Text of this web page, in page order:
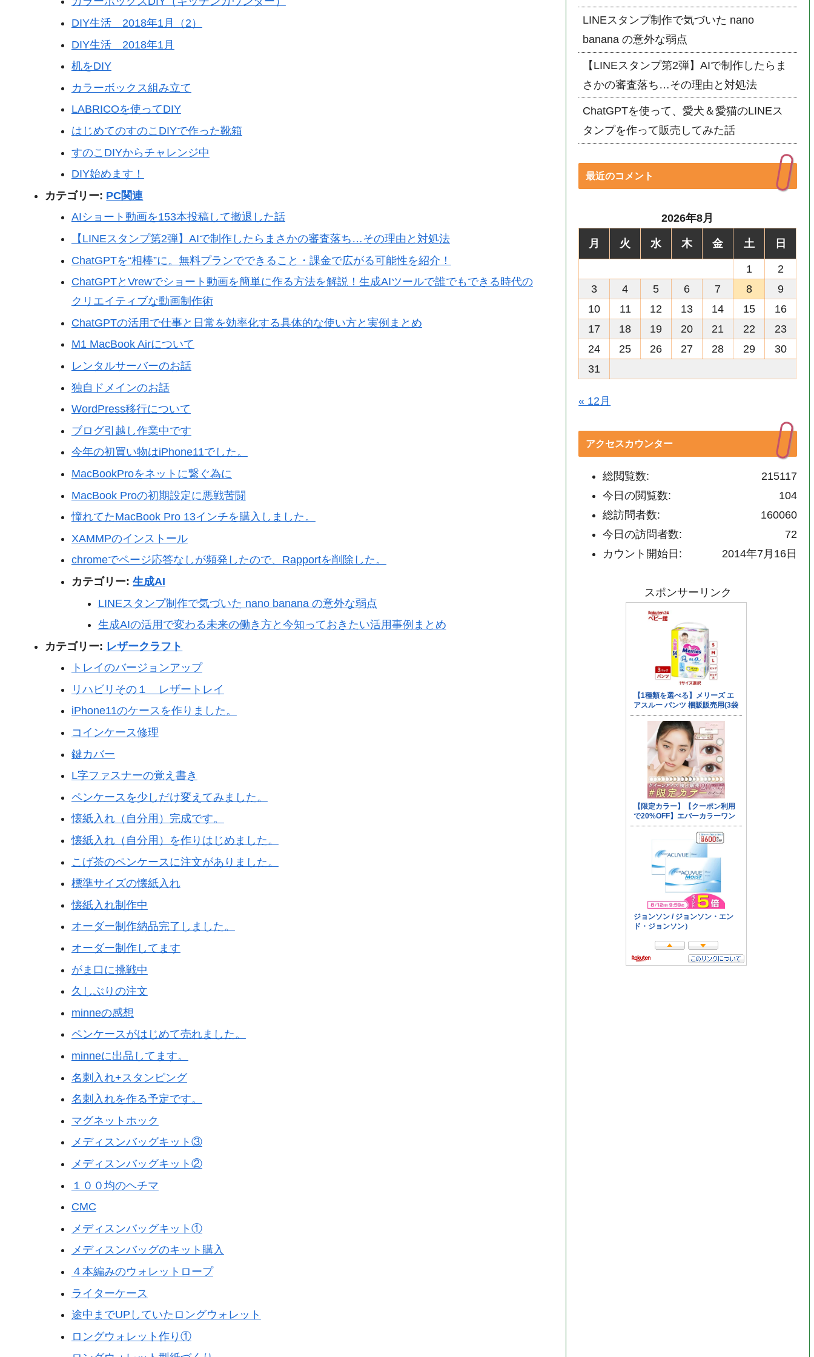
DIY生活 2018年1月（2）
DIY生活 2018年1月
机をDIY
カラーボックス組み立て
LABRICOを使ってDIY
はじめてのすのこDIYで作った靴箱
すのこDIYからチャレンジ中
DIY始めます！
カテゴリー: PC関連
AIショート動画を153本投稿して撤退した話
【LINEスタンプ第2弾】AIで制作したらまさかの審査落ち…その理由と対処法
ChatGPTを“相棒”に。無料プランでできること・課金で広がる可能性を紹介！
ChatGPTとVrewでショート動画を簡単に作る方法を解説！生成AIツールで誰でもできる時代の
クリエイティブな動画制作術
ChatGPTの活用で仕事と日常を効率化する具体的な使い方と実例まとめ
M1 MacBook Airについて
レンタルサーバーのお話
独自ドメインのお話
WordPress移行について
ブログ引越し作業中です
今年の初買い物はiPhone11でした。
MacBookProをネットに繋ぐ為に
MacBook Proの初期設定に悪戦苦闘
憧れてたMacBook Pro 13インチを購入しました。
XAMMPのインストール
chromeでページ応答なしが頻発したので、Rapportを削除した。
カテゴリー: 生成AI
LINEスタンプ制作で気づいた nano banana の意外な弱点
生成AIの活用で変わる未来の働き方と今知っておきたい活用事例まとめ
カテゴリー: レザークラフト
トレイのバージョンアップ
リハビリその１ レザートレイ
iPhone11のケースを作りました。
コインケース修理
鍵カバー
L字ファスナーの覚え書き
ペンケースを少しだけ変えてみました。
懐紙入れ（自分用）完成です。
懐紙入れ（自分用）を作りはじめました。
こげ茶のペンケースに注文がありました。
標準サイズの懐紙入れ
懐紙入れ制作中
オーダー制作納品完了しました。
オーダー制作してます
がま口に挑戦中
久しぶりの注文
minneの感想
ペンケースがはじめて売れました。
minneに出品してます。
名刺入れ+スタンピング
名刺入れを作る予定です。
マグネットホック
メディスンバッグキット③
メディスンバッグキット②
１００均のヘチマ
CMC
メディスンバッグキット①
メディスンバッグのキット購入
４本編みのウォレットロープ
ライターケース
途中までUPしていたロングウォレット
ロングウォレット作り①
LINEスタンプ制作で気づいた nano
banana の意外な弱点
【LINEスタンプ第2弾】AIで制作したらま
さかの審査落ち…その理由と対処法
ChatGPTを使って、愛犬＆愛猫のLINEス
タンプを作って販売してみた話
最近のコメント
2026年8月
月 火 水 木 金 土 日
1
2
3
4 5 6 7 8
9
10
11 12 13 14 15
16
17
18 19 20 21 22
23
24
25 26 27 28 29
30
31
« 12月
アクセスカウンター
215117
総閲覧数:
104
今日の閲覧数:
160060
総訪問者数:
72
今日の訪問者数:
2014年7月16日
カウント開始日:
スポンサーリンク